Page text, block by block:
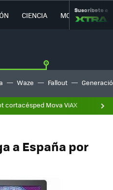
CIENCIA MOVILIDAD
Suscríbete a
Waze Fallout
cortacésped Mova ViAX
a España por